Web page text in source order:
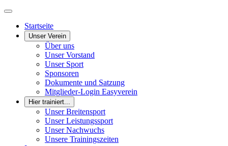
Startseite
Unser Verein
Über uns
Unser Vorstand
Unser Sport
Sponsoren
Dokumente und Satzung
Mitglieder-Login Easyverein
Hier trainiert...
Unser Breitensport
Unser Leistungssport
Unser Nachwuchs
Unsere Trainingszeiten